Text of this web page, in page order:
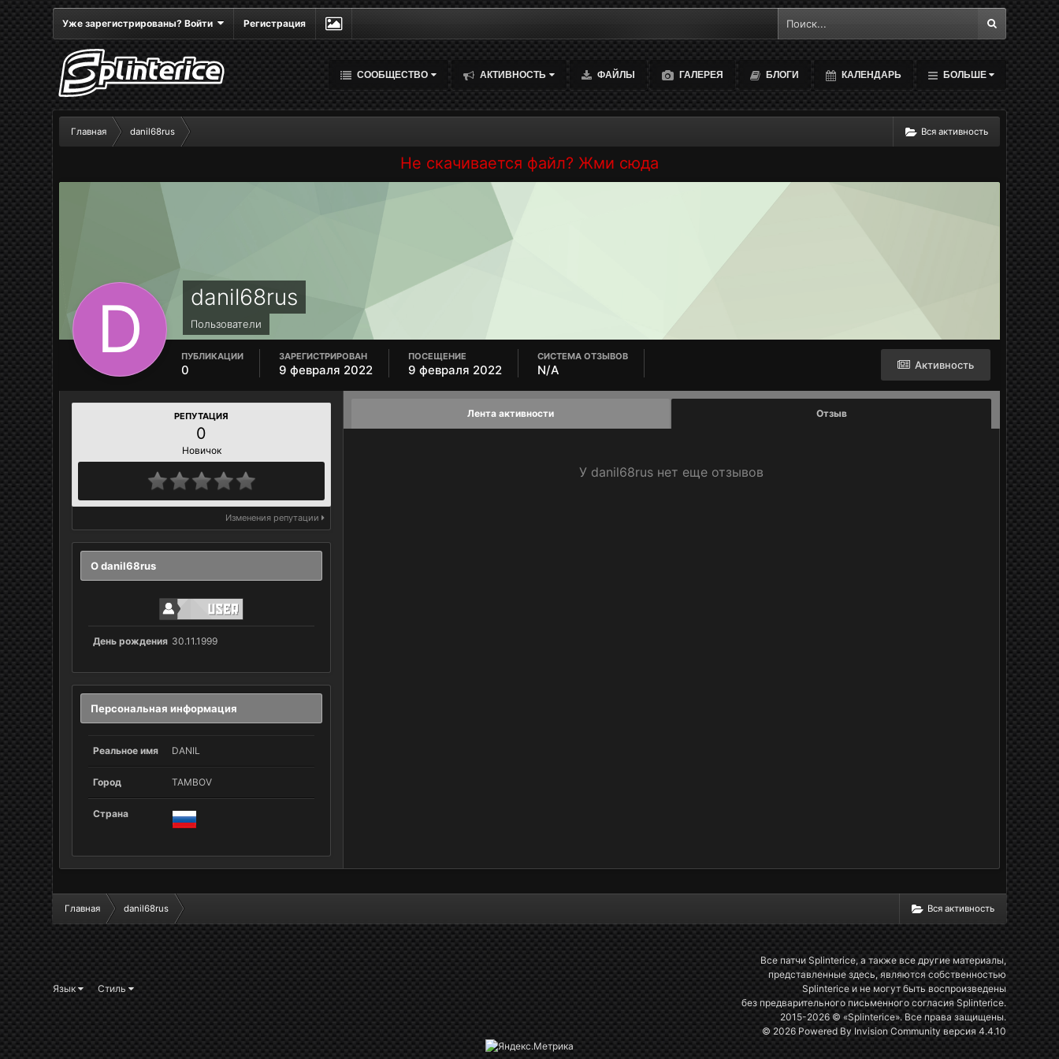
Уже зарегистрированы? Войти Регистрация
СООБЩЕСТВО АКТИВНОСТЬ ФАЙЛЫ ГАЛЕРЕЯ БЛОГИ КАЛЕНДАРЬ БОЛЬШЕ
Вся активность
Главная danil68rus
Не скачивается файл? Жми сюда
danil68rus
Пользователи
Активность
ПУБЛИКАЦИИ
0
ЗАРЕГИСТРИРОВАН
9 февраля 2022
ПОСЕЩЕНИЕ
9 февраля 2022
СИСТЕМА ОТЗЫВОВ
N/A
РЕПУТАЦИЯ
0
Новичок
Изменения репутации
О danil68rus
День рождения 30.11.1999
Персональная информация
Реальное имя DANIL
Город TAMBOV
Страна
Лента активности Отзыв
У danil68rus нет еще отзывов
Вся активность
Главная danil68rus
Язык Стиль
Все патчи Splinterice, а также все другие материалы,
представленные здесь, являются собственностью
Splinterice и не могут быть воспроизведены
без предварительного письменного согласия Splinterice.
2015-2026 © «Splinterice». Все права защищены.
© 2026 Powered ByInvision Communityверсия 4.4.10